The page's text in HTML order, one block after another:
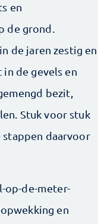
en
de grond.
de jaren zestig en
de gevels en
bezit,
Stuk voor stuk
daarvoor
op-de-meter-
en